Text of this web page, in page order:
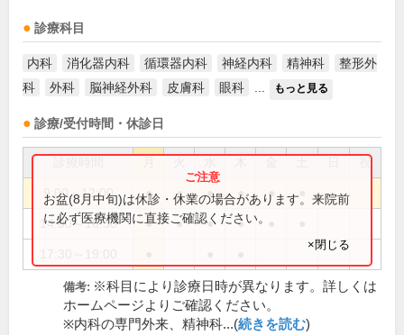
診療科目
内科 消化器内科 循環器内科 神経内科 精神科
整形外
科
外科 脳神経外科 皮膚科 眼科 もっと見る
診療/受付時間・休診日
祝
9:00～12:00 ● ● ● ● ●
14:00～16:30 ● ● ● ●
お盆(8月中旬)は休診・休業の場合があります。来院前
に必ず医療機関に直接ご確認ください。
×閉じる
備考: ※科目により診療日時が異なります。詳しくは
ホームページよりご確認ください。
※内科の専門外来、精神科...(続きを読む)